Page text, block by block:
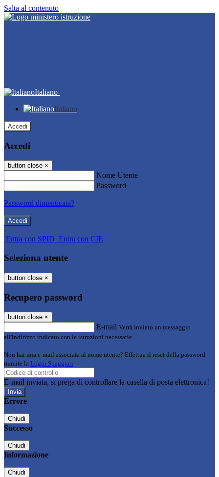
Salta al contenuto
Italiano
Italiano
Accedi
Accedi
button close ×
Nome Utente
Password
Password dimenticata?
-
Entra con SPID Entra con CIE
Seleziona utente
button close ×
Recupero password
button close ×
E-mail Verrà inviato un messaggio
all'indirizzo indicato con le istruzioni necessarie.
Non hai una e-mail associata al nome utente? Effettua il reset della password
tramite la Login Spaggiari
E-mail inviata, si prega di controllare la casella di posta elettronica!
Errore
Chiudi
Successo
Chiudi
Informazione
Chiudi